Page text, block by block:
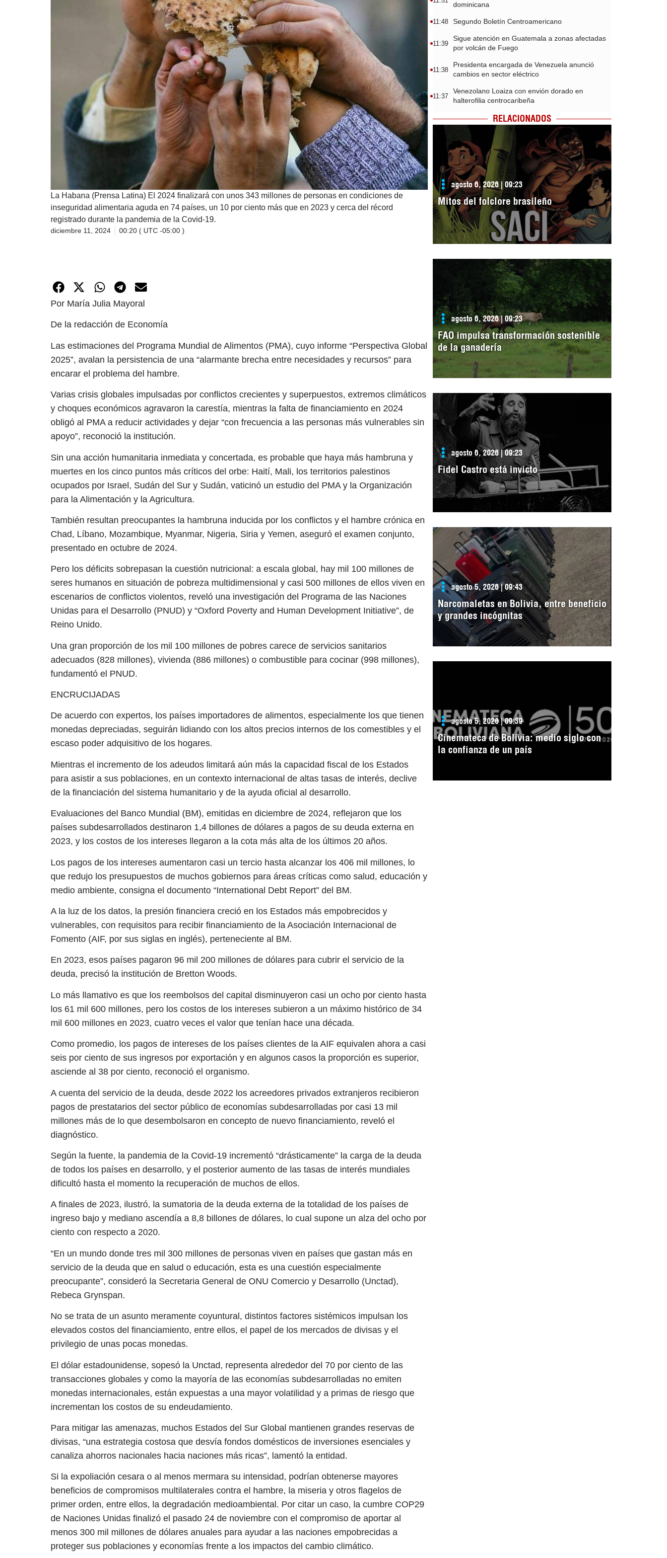
La Habana (Prensa Latina) El 2024 finalizará con unos 343 millones de personas en condiciones de
inseguridad alimentaria aguda en 74 países, un 10 por ciento más que en 2023 y cerca del récord
registrado durante la pandemia de la Covid-19.
diciembre 11, 2024 00:20 ( UTC -05:00 )
Por María Julia Mayoral
De la redacción de Economía
Las estimaciones del Programa Mundial de Alimentos (PMA), cuyo informe “Perspectiva Global
2025”, avalan la persistencia de una “alarmante brecha entre necesidades y recursos” para
encarar el problema del hambre.
Varias crisis globales impulsadas por conflictos crecientes y superpuestos, extremos climáticos
y choques económicos agravaron la carestía, mientras la falta de financiamiento en 2024
obligó al PMA a reducir actividades y dejar “con frecuencia a las personas más vulnerables sin
apoyo”, reconoció la institución.
Sin una acción humanitaria inmediata y concertada, es probable que haya más hambruna y
muertes en los cinco puntos más críticos del orbe: Haití, Mali, los territorios palestinos
ocupados por Israel, Sudán del Sur y Sudán, vaticinó un estudio del PMA y la Organización
para la Alimentación y la Agricultura.
También resultan preocupantes la hambruna inducida por los conflictos y el hambre crónica en
Chad, Líbano, Mozambique, Myanmar, Nigeria, Siria y Yemen, aseguró el examen conjunto,
presentado en octubre de 2024.
Pero los déficits sobrepasan la cuestión nutricional: a escala global, hay mil 100 millones de
seres humanos en situación de pobreza multidimensional y casi 500 millones de ellos viven en
escenarios de conflictos violentos, reveló una investigación del Programa de las Naciones
Unidas para el Desarrollo (PNUD) y “Oxford Poverty and Human Development Initiative”, de
Reino Unido.
Una gran proporción de los mil 100 millones de pobres carece de servicios sanitarios
adecuados (828 millones), vivienda (886 millones) o combustible para cocinar (998 millones),
fundamentó el PNUD.
ENCRUCIJADAS
De acuerdo con expertos, los países importadores de alimentos, especialmente los que tienen
monedas depreciadas, seguirán lidiando con los altos precios internos de los comestibles y el
escaso poder adquisitivo de los hogares.
Mientras el incremento de los adeudos limitará aún más la capacidad fiscal de los Estados
para asistir a sus poblaciones, en un contexto internacional de altas tasas de interés, declive
de la financiación del sistema humanitario y de la ayuda oficial al desarrollo.
Evaluaciones del Banco Mundial (BM), emitidas en diciembre de 2024, reflejaron que los
países subdesarrollados destinaron 1,4 billones de dólares a pagos de su deuda externa en
2023, y los costos de los intereses llegaron a la cota más alta de los últimos 20 años.
Los pagos de los intereses aumentaron casi un tercio hasta alcanzar los 406 mil millones, lo
que redujo los presupuestos de muchos gobiernos para áreas críticas como salud, educación y
medio ambiente, consigna el documento “International Debt Report” del BM.
A la luz de los datos, la presión financiera creció en los Estados más empobrecidos y
vulnerables, con requisitos para recibir financiamiento de la Asociación Internacional de
Fomento (AIF, por sus siglas en inglés), perteneciente al BM.
En 2023, esos países pagaron 96 mil 200 millones de dólares para cubrir el servicio de la
deuda, precisó la institución de Bretton Woods.
Lo más llamativo es que los reembolsos del capital disminuyeron casi un ocho por ciento hasta
los 61 mil 600 millones, pero los costos de los intereses subieron a un máximo histórico de 34
mil 600 millones en 2023, cuatro veces el valor que tenían hace una década.
Como promedio, los pagos de intereses de los países clientes de la AIF equivalen ahora a casi
seis por ciento de sus ingresos por exportación y en algunos casos la proporción es superior,
asciende al 38 por ciento, reconoció el organismo.
A cuenta del servicio de la deuda, desde 2022 los acreedores privados extranjeros recibieron
pagos de prestatarios del sector público de economías subdesarrolladas por casi 13 mil
millones más de lo que desembolsaron en concepto de nuevo financiamiento, reveló el
diagnóstico.
Según la fuente, la pandemia de la Covid-19 incrementó “drásticamente” la carga de la deuda
de todos los países en desarrollo, y el posterior aumento de las tasas de interés mundiales
dificultó hasta el momento la recuperación de muchos de ellos.
A finales de 2023, ilustró, la sumatoria de la deuda externa de la totalidad de los países de
ingreso bajo y mediano ascendía a 8,8 billones de dólares, lo cual supone un alza del ocho por
ciento con respecto a 2020.
“En un mundo donde tres mil 300 millones de personas viven en países que gastan más en
servicio de la deuda que en salud o educación, esta es una cuestión especialmente
preocupante”, consideró la Secretaria General de ONU Comercio y Desarrollo (Unctad),
Rebeca Grynspan.
No se trata de un asunto meramente coyuntural, distintos factores sistémicos impulsan los
elevados costos del financiamiento, entre ellos, el papel de los mercados de divisas y el
privilegio de unas pocas monedas.
El dólar estadounidense, sopesó la Unctad, representa alrededor del 70 por ciento de las
transacciones globales y como la mayoría de las economías subdesarrolladas no emiten
monedas internacionales, están expuestas a una mayor volatilidad y a primas de riesgo que
incrementan los costos de su endeudamiento.
Para mitigar las amenazas, muchos Estados del Sur Global mantienen grandes reservas de
divisas, “una estrategia costosa que desvía fondos domésticos de inversiones esenciales y
canaliza ahorros nacionales hacia naciones más ricas”, lamentó la entidad.
Si la expoliación cesara o al menos mermara su intensidad, podrían obtenerse mayores
beneficios de compromisos multilaterales contra el hambre, la miseria y otros flagelos de
primer orden, entre ellos, la degradación medioambiental. Por citar un caso, la cumbre COP29
de Naciones Unidas finalizó el pasado 24 de noviembre con el compromiso de aportar al
menos 300 mil millones de dólares anuales para ayudar a las naciones empobrecidas a
proteger sus poblaciones y economías frente a los impactos del cambio climático.
dominicana
11:48 Segundo Boletín Centroamericano
11:39
Sigue atención en Guatemala a zonas afectadas
por volcán de Fuego
11:38
Presidenta encargada de Venezuela anunció
cambios en sector eléctrico
11:37
Venezolano Loaiza con envión dorado en
halterofilia centrocaribeña
RELACIONADOS
agosto 6, 2026 | 09:23
Mitos del folclore brasileño
agosto 6, 2026 | 09:23
FAO impulsa transformación sostenible
de la ganadería
agosto 6, 2026 | 09:23
Fidel Castro está invicto
agosto 5, 2026 | 09:43
Narcomaletas en Bolivia, entre beneficio
y grandes incógnitas
agosto 5, 2026 | 09:39
Cinemateca de Bolivia: medio siglo con
la confianza de un país